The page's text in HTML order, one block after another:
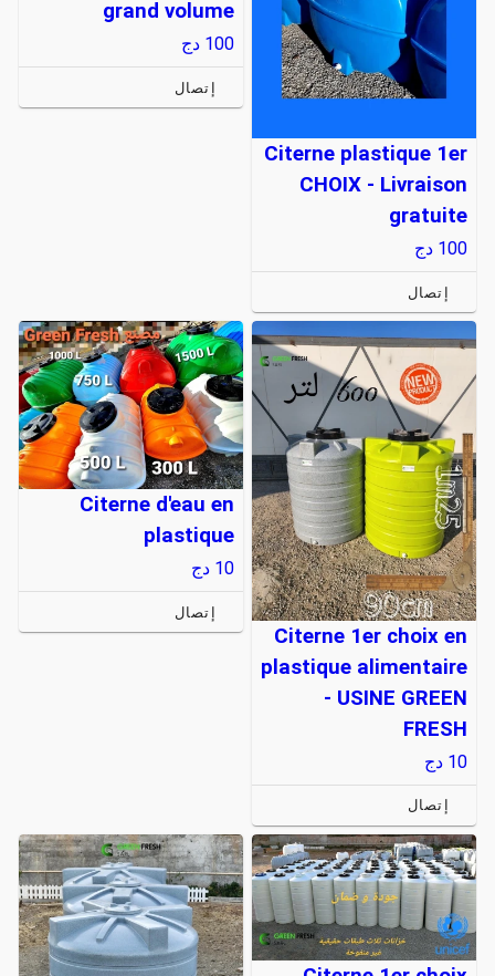
Citerne plastique 1er
CHOIX - Livraison
gratuite
100 دج
إتصال
grand volume
100 دج
إتصال
Citerne 1er choix en
plastique alimentaire
- USINE GREEN
FRESH
10 دج
إتصال
Citerne d'eau en
plastique
10 دج
إتصال